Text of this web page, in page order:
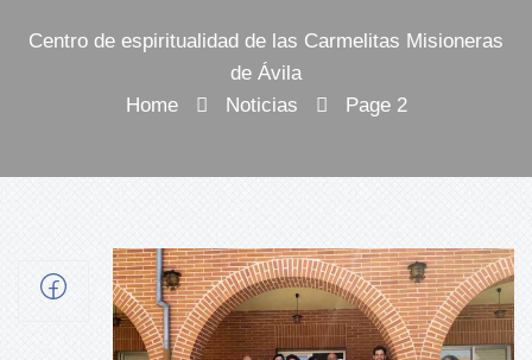
Centro de espiritualidad de las Carmelitas Misioneras
de Ávila
Home
Noticias Page 2